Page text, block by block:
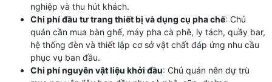
nghiệp và thu hút khách.
Chi phí đầu tư trang thiết bị và dụng cụ pha chế: Chủ
quán cần mua bàn ghế, máy pha cà phê, ly tách, quầy bar,
hệ thống đèn và thiết lập cơ sở vật chất đáp ứng nhu cầu
phục vụ ban đầu.
Chi phí nguyên vật liệu khởi đầu: Chủ quán nên dự trù